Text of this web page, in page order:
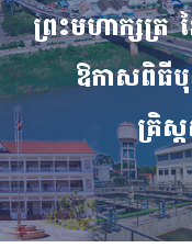
ព្រះមហាក្សត្រ
ឱកាសពិធីបុ
គ្រិ